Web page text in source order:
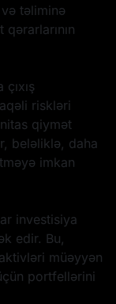
təliminə
riskləri
qiymət
beləliklə, daha
imkan
investisiya
edir. Bu,
müəyyən
portfellərini